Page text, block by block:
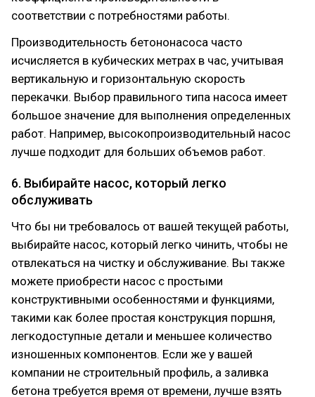
соответствии с потребностями работы.
Производительность бетононасоса часто
исчисляется в кубических метрах в час, учитывая
вертикальную и горизонтальную скорость
перекачки. Выбор правильного типа насоса имеет
большое значение для выполнения определенных
работ. Например, высокопроизводительный насос
лучше подходит для больших объемов работ.
6. Выбирайте насос, который легко
обслуживать
Что бы ни требовалось от вашей текущей работы,
выбирайте насос, который легко чинить, чтобы не
отвлекаться на чистку и обслуживание. Вы также
можете приобрести насос с простыми
конструктивными особенностями и функциями,
такими как более простая конструкция поршня,
легкодоступные детали и меньшее количество
изношенных компонентов. Если же у вашей
компании не строительный профиль, а заливка
бетона требуется время от времени, лучше взять